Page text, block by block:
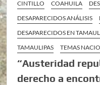
CINTILLO COAHUILA
DESAPARECIDOS ANÁLISIS
DESAPARECIDOS EN
TAMAULIPAS
TEMAS
“Austeridad
derecho a